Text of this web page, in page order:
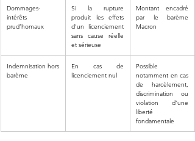
Dommages-
intérêts
prud’homaux
Si la rupture
produit les effets
d’un licenciement
sans cause réelle
et sérieuse
Montant encadré
par le barème
Macron
Indemnisation hors
barème
En cas de
licenciement nul
Possible
notamment en cas
de harcèlement,
discrimination ou
violation d’une
liberté
fondamentale